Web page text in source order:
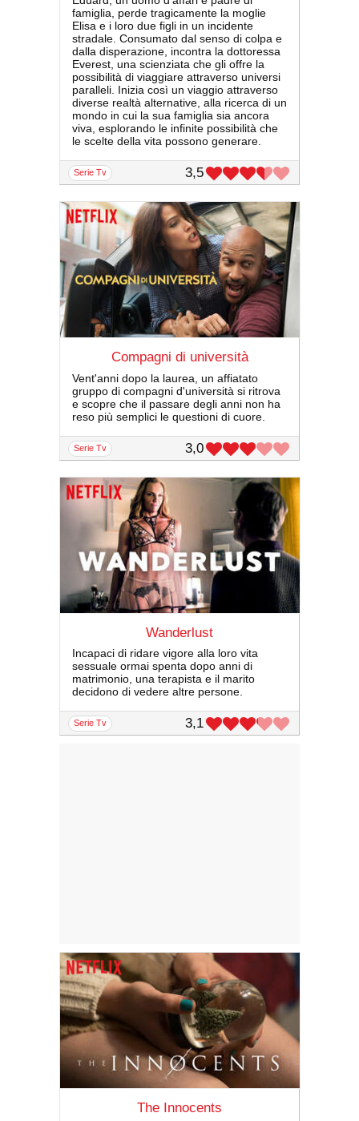
famiglia, perde tragicamente la moglie
Elisa e i loro due figli in un incidente
stradale. Consumato dal senso di colpa e
dalla disperazione, incontra la dottoressa
Everest, una scienziata che gli offre la
possibilità di viaggiare attraverso universi
paralleli. Inizia così un viaggio attraverso
diverse realtà alternative, alla ricerca di un
mondo in cui la sua famiglia sia ancora
viva, esplorando le infinite possibilità che
le scelte della vita possono generare.
serie Tv 3,5
Compagni di università
Vent'anni dopo la laurea, un affiatato
gruppo di compagni d'università si ritrova
e scopre che il passare degli anni non ha
reso più semplici le questioni di cuore.
serie Tv 3,0
Wanderlust
Incapaci di ridare vigore alla loro vita
sessuale ormai spenta dopo anni di
matrimonio, una terapista e il marito
decidono di vedere altre persone.
serie Tv 3,1
The Innocents